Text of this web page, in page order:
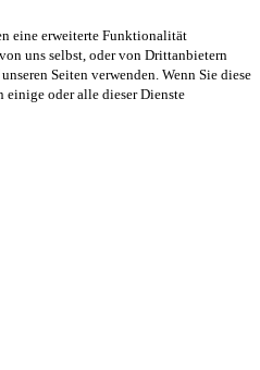
eine erweiterte Funktionalität
uns selbst, oder von Drittanbietern
Seiten verwenden. Wenn Sie diese
oder alle dieser Dienste